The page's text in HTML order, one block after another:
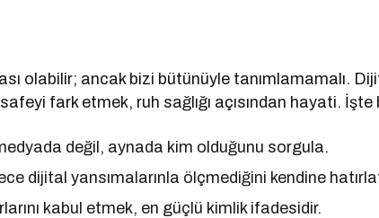
olabilir; ancak bizi bütünüyle tanımlamamalı.
fark etmek, ruh sağlığı açısından hayati.
değil, aynada kim olduğunu sorgula.
dijital yansımalarınla ölçmediğini kendine
kabul etmek, en güçlü kimlik ifadesidir.